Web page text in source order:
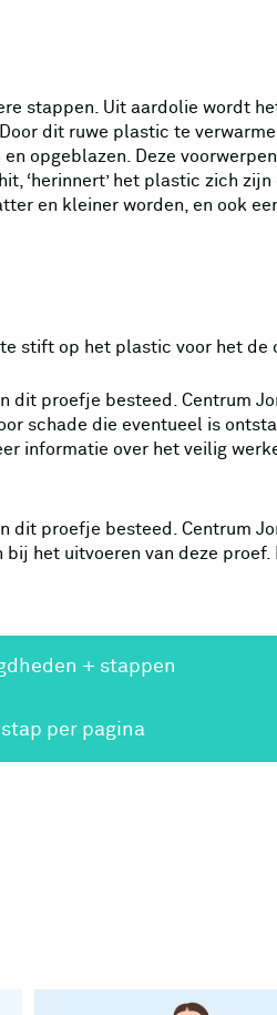
stappen. Uit aardolie wordt
dit ruwe plastic te
opgeblazen. Deze
‘herinnert’ het plastic zich
en kleiner worden, en ook
stift op het plastic voor het de
dit proefje besteed. Centrum
schade die eventueel is
informatie over het veilig
dit proefje besteed. Centrum
het uitvoeren van deze
+ stappen
per pagina